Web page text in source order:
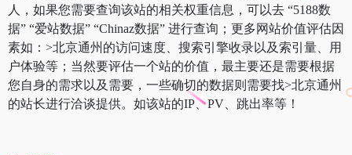
人，如果您需要查询该站的相关权重信息，可以去 “5188数
据” “爱站数据” “Chinaz数据” 进行查询；更多网站价值评估因
素如：>北京通州的访问速度、搜索引擎收录以及索引量、用
户体验等；当然要评估一个站的价值，最主要还是需要根据
您自身的需求以及需要，一些确切的数据则需要找>北京通州
的站长进行洽谈提供。如该站的IP、PV、跳出率等！